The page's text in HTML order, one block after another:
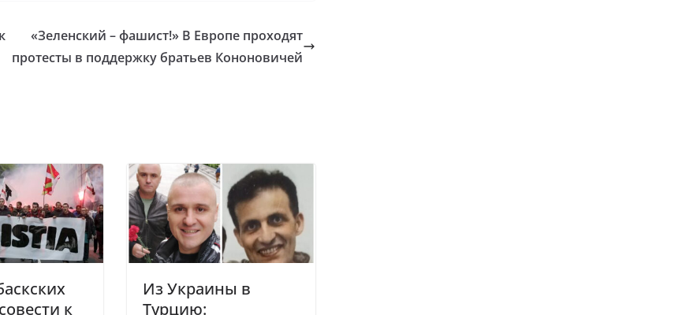
«Зеленский – фашист!» В Европе проходят
протесты в поддержку братьев Кононовичей
к
Из Украины в
Турцию: